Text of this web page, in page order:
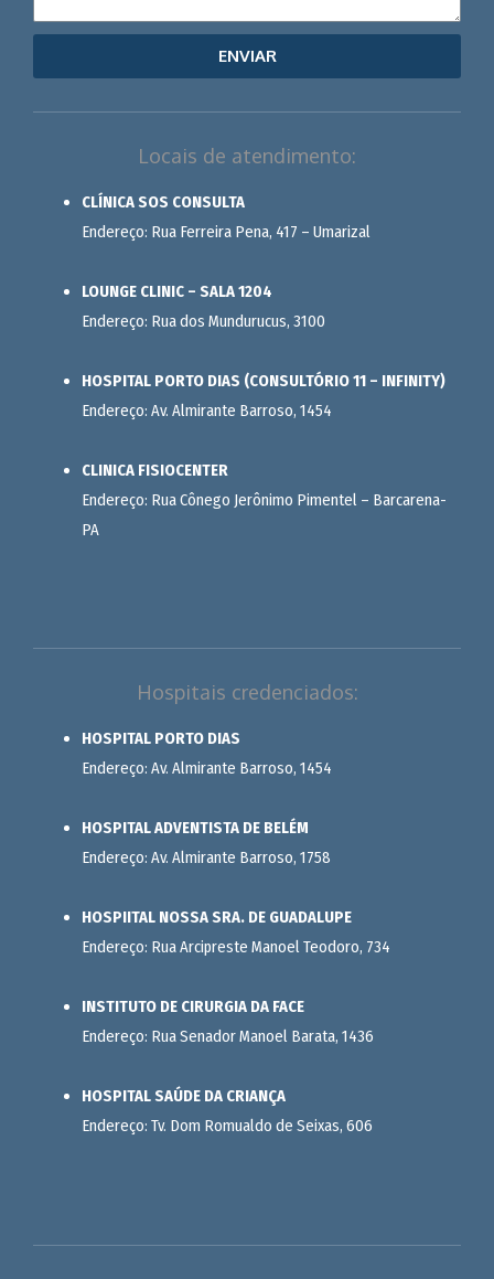
ENVIAR
Locais de atendimento:
CLÍNICA SOS CONSULTA
Endereço: Rua Ferreira Pena, 417 – Umarizal
LOUNGE CLINIC – SALA 1204
Endereço: Rua dos Mundurucus, 3100
HOSPITAL PORTO DIAS (CONSULTÓRIO 11 – INFINITY)
Endereço: Av. Almirante Barroso, 1454
CLINICA FISIOCENTER
Endereço: Rua Cônego Jerônimo Pimentel – Barcarena-
PA
Hospitais credenciados:
HOSPITAL PORTO DIAS
Endereço: Av. Almirante Barroso, 1454
HOSPITAL ADVENTISTA DE BELÉM
Endereço: Av. Almirante Barroso, 1758
HOSPIITAL NOSSA SRA. DE GUADALUPE
Endereço: Rua Arcipreste Manoel Teodoro, 734
INSTITUTO DE CIRURGIA DA FACE
Endereço: Rua Senador Manoel Barata, 1436
HOSPITAL SAÚDE DA CRIANÇA
Endereço: Tv. Dom Romualdo de Seixas, 606